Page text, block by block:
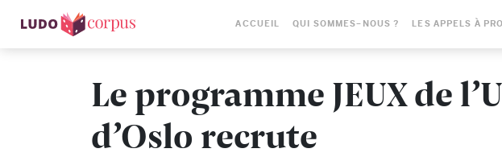
ACCUEIL QUI SOMMES-NOUS ? LES APPELS À
Le programme JEUX de
d’Oslo recrute